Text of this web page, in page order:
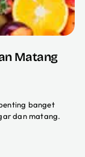
Matang
banget
dan matang.